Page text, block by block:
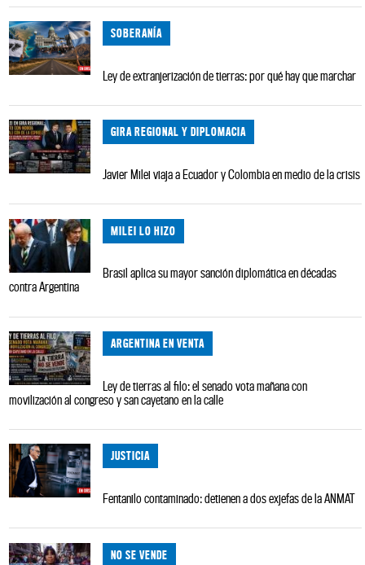
SOBERANÍA
Ley de extranjerización de tierras: por qué hay que marchar
GIRA REGIONAL Y DIPLOMACIA
Javier Milei viaja a Ecuador y Colombia en medio de la crisis
MILEI LO HIZO
Brasil aplica su mayor sanción diplomática en décadas
contra Argentina
ARGENTINA EN VENTA
Ley de tierras al filo: el senado vota mañana con
movilización al congreso y san cayetano en la calle
JUSTICIA
Fentanilo contaminado: detienen a dos exjefas de la ANMAT
NO SE VENDE